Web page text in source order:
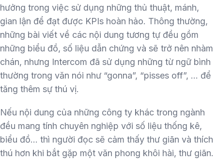
hưởng trong việc sử dụng những thủ thuật, mánh,
gian lận để đạt được KPIs hoàn hảo. Thông thường,
những bài viết về các nội dung tương tự đều gồm
những biểu đồ, số liệu dẫn chứng và sẽ trở nên nhàm
chán, nhưng Intercom đã sử dụng những từ ngữ bình
thường trong văn nói như “gonna”, “pisses off”, … để
tăng thêm sự thú vị.
Nếu nội dung của những công ty khác trong ngành
đều mang tính chuyên nghiệp với số liệu thống kê,
biểu đồ… thì người đọc sẽ cảm thấy thư giãn và thích
thú hơn khi bắt gặp một văn phong khôi hài, thư giãn.